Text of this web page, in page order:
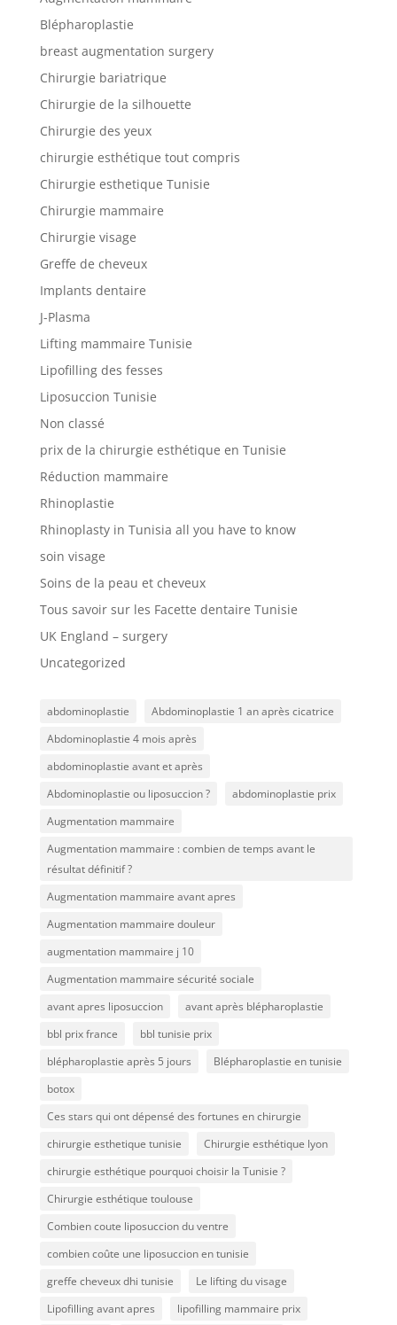
Blépharoplastie
breast augmentation surgery
Chirurgie bariatrique
Chirurgie de la silhouette
Chirurgie des yeux
chirurgie esthétique tout compris
Chirurgie esthetique Tunisie
Chirurgie mammaire
Chirurgie visage
Greffe de cheveux
Implants dentaire
J-Plasma
Lifting mammaire Tunisie
Lipofilling des fesses
Liposuccion Tunisie
Non classé
prix de la chirurgie esthétique en Tunisie
Réduction mammaire
Rhinoplastie
Rhinoplasty in Tunisia all you have to know
soin visage
Soins de la peau et cheveux
Tous savoir sur les Facette dentaire Tunisie
UK England – surgery
Uncategorized
abdominoplastie
Abdominoplastie 1 an après cicatrice
Abdominoplastie 4 mois après
abdominoplastie avant et après
Abdominoplastie ou liposuccion ?
abdominoplastie prix
Augmentation mammaire
Augmentation mammaire : combien de temps avant le
résultat définitif ?
Augmentation mammaire avant apres
Augmentation mammaire douleur
augmentation mammaire j 10
Augmentation mammaire sécurité sociale
avant apres liposuccion
avant après blépharoplastie
bbl prix france
bbl tunisie prix
blépharoplastie après 5 jours
Blépharoplastie en tunisie
botox
Ces stars qui ont dépensé des fortunes en chirurgie
chirurgie esthetique tunisie
Chirurgie esthétique lyon
chirurgie esthétique pourquoi choisir la Tunisie ?
Chirurgie esthétique toulouse
Combien coute liposuccion du ventre​
combien coûte une liposuccion en tunisie
greffe cheveux dhi tunisie
Le lifting du visage
Lipofilling avant apres
lipofilling mammaire prix